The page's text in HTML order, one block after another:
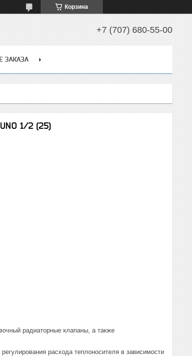
Корзина
+7 (707) 680-55-00
ЗАКАЗА
1/2 (25)
радиаторные клапаны, а также
расхода теплоносителя в зависимости